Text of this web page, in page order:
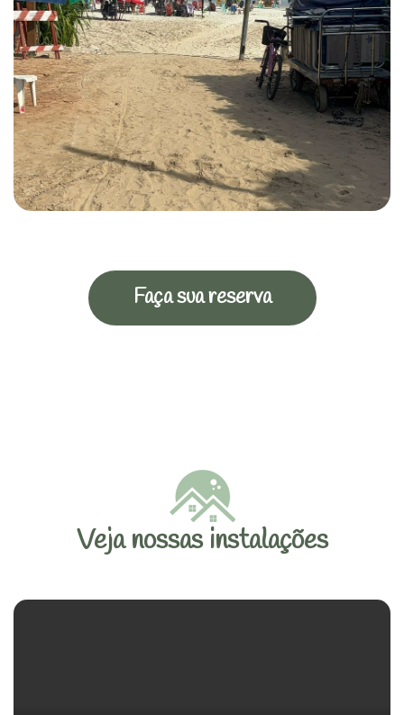
Faça sua reserva
Veja nossas instalações